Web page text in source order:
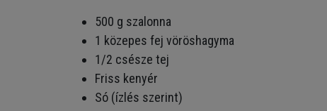
500 g szalonna
1 közepes fej vöröshagyma
1/2 csésze tej
Friss kenyér
Só (ízlés szerint)